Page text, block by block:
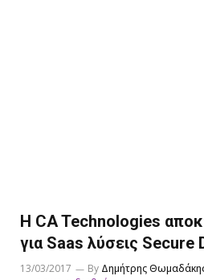
H CA Technologies
για Saas λύσεις Secure
13/03/2017 By Δημήτρης